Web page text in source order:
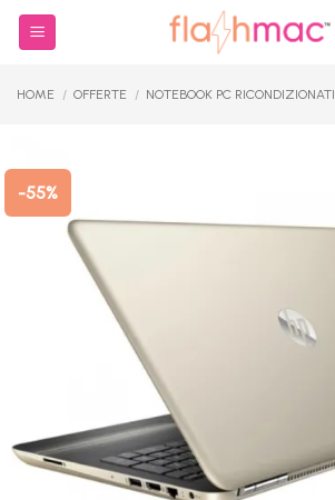
Salta
HOME / OFFERTE / NOTEBOOK PC RICONDIZIONATI
-55%